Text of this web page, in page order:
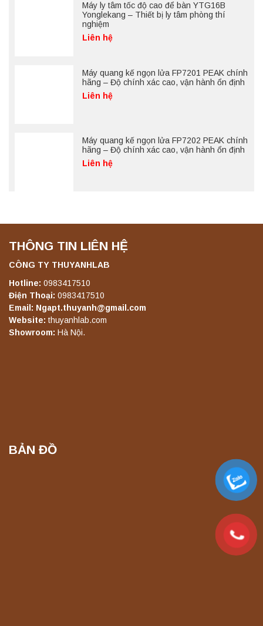
Máy ly tâm tốc độ cao để bàn YTG16B
Yonglekang – Thiết bị ly tâm phòng thí
nghiệm
Liên hệ
Máy quang kế ngọn lửa FP7201 PEAK chính
hãng – Độ chính xác cao, vận hành ổn định
Liên hệ
Máy quang kế ngọn lửa FP7202 PEAK chính
hãng – Độ chính xác cao, vận hành ổn định
Liên hệ
THÔNG TIN LIÊN HỆ
CÔNG TY THUYANHLAB
Hotline: 0983417510
Điện Thoại: 0983417510
Email: Ngapt.thuyanh@gmail.com
Website: thuyanhlab.com
Showroom: Hà Nội.
BẢN ĐỒ